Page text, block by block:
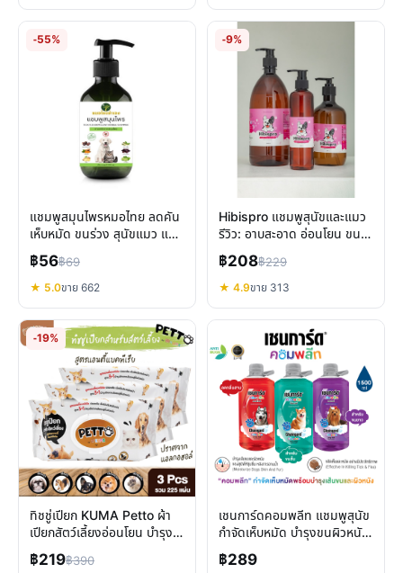
-55%
แชมพูสมุนไพรหมอไทย ลดคัน
เห็บหมัด ขนร่วง สุนัขแมว แก้
ปัญหาผิวหนัง
฿56฿69
★ 5.0ขาย 662
-9%
Hibispro แชมพูสุนัขและแมว
รีวิว: อาบสะอาด อ่อนโยน ขน
สวย ลดระคายเคือง
฿208฿229
★ 4.9ขาย 313
-19%
ทิชชู่เปียก KUMA Petto ผ้า
เปียกสัตว์เลี้ยงอ่อนโยน บำรุง
ขน ดับกลิ่น
฿219฿390
เชนการ์ดคอมพลีท แชมพูสุนัข
กำจัดเห็บหมัด บำรุงขนผิวหนัง
ครบวงจร
฿289